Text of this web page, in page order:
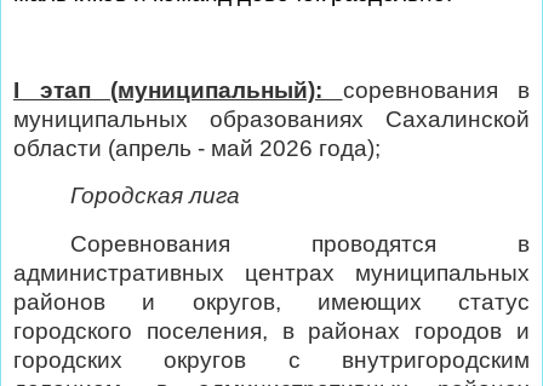
I этап (муниципальный): соревнования в
муниципальных образованиях Сахалинской
области (апрель - май 2026 года);
Городская лига
Соревнования проводятся в
административных центрах муниципальных
районов и округов, имеющих статус
городского поселения, в районах городов и
городских округов с внутригородским